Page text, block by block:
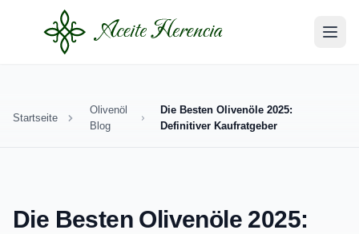
Startseite
Olivenöl
Blog
Die Besten Olivenöle 2025:
Definitiver Kaufratgeber
Die Besten Olivenöle 2025: